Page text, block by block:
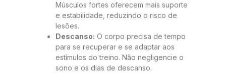
Músculos fortes oferecem mais suporte
e estabilidade, reduzindo o risco de
lesões.
Descanso: O corpo precisa de tempo
para se recuperar e se adaptar aos
estímulos do treino. Não negligencie o
sono e os dias de descanso.